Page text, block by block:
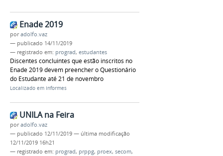
Enade 2019
poradolfo.vaz
— publicado 14/11/2019
— registrado em: prograd, estudantes
Discentes concluintes que estão inscritos no
Enade 2019 devem preencher o Questionário
do Estudante até 21 de novembro
Localizado em Informes
UNILA na Feira
poradolfo.vaz
— publicado 12/11/2019 — última modificação
12/11/2019 16h21
— registrado em: prograd, prppg, proex, secom,